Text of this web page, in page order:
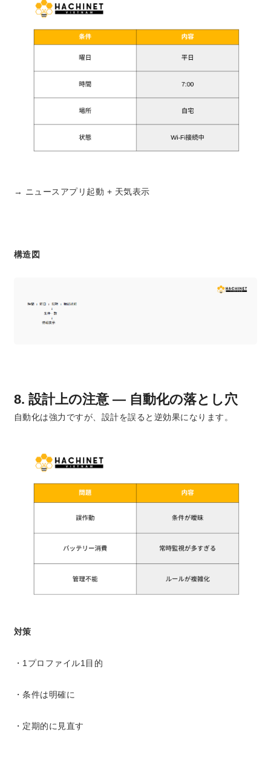
→ ニュースアプリ起動 + 天気表示
構造図
8. 設計上の注意 ― 自動化の落とし穴
自動化は強力ですが、設計を誤ると逆効果になります。
対策
・1プロファイル1目的
・条件は明確に
・定期的に見直す